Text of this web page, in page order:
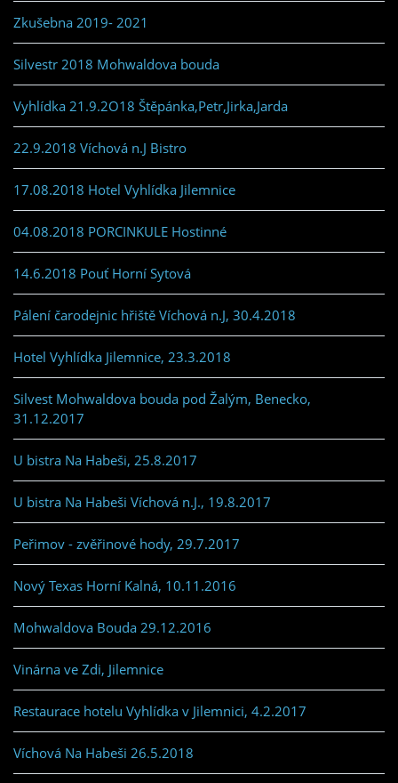
Zkušebna 2019- 2021
Silvestr 2018 Mohwaldova bouda
Vyhlídka 21.9.2O18 Štěpánka,Petr,Jirka,Jarda
22.9.2018 Víchová n.J Bistro
17.08.2018 Hotel Vyhlídka Jilemnice
04.08.2018 PORCINKULE Hostinné
14.6.2018 Pouť Horní Sytová
Pálení čarodejnic hřiště Víchová n.J, 30.4.2018
Hotel Vyhlídka Jilemnice, 23.3.2018
Silvest Mohwaldova bouda pod Žalým, Benecko,
31.12.2017
U bistra Na Habeši, 25.8.2017
U bistra Na Habeši Víchová n.J., 19.8.2017
Peřimov - zvěřinové hody, 29.7.2017
Nový Texas Horní Kalná, 10.11.2016
Mohwaldova Bouda 29.12.2016
Vinárna ve Zdi, Jilemnice
Restaurace hotelu Vyhlídka v Jilemnici, 4.2.2017
Víchová Na Habeši 26.5.2018